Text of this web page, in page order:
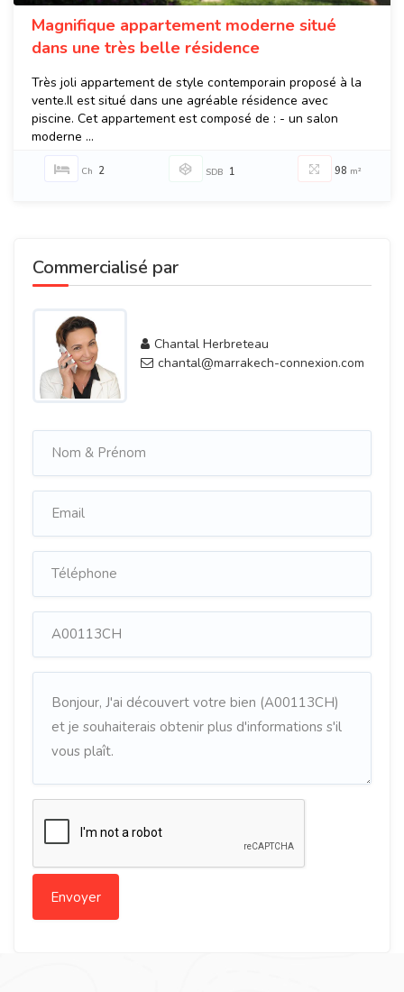
Magnifique appartement moderne situé
dans une très belle résidence
Très joli appartement de style contemporain proposé à la
vente.Il est situé dans une agréable résidence avec
piscine. Cet appartement est composé de : - un salon
moderne ...
Ch 2 SDB 1 98 m²
Commercialisé par
Chantal Herbreteau
chantal@marrakech-connexion.com